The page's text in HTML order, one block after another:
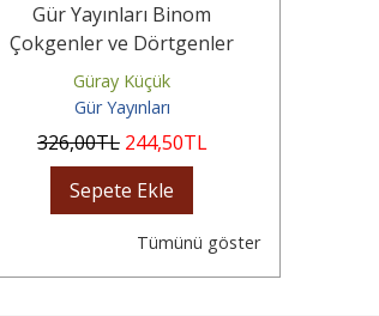
Gür Yayınları Binom
Çokgenler ve Dörtgenler
Geometri Fasikülleri
Güray Küçük
Gür Yayınları
326,00TL 244,50TL
Sepete Ekle
Tümünü göster